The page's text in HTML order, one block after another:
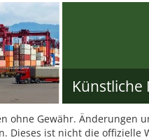
Künstliche
ohne Gewähr. Änderungen
Dieses ist nicht die offizielle